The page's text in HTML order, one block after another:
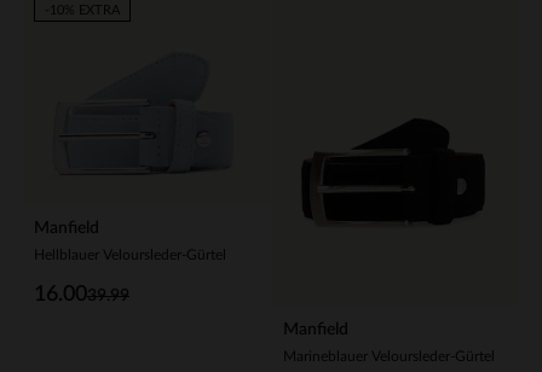
Manfield
Hellblauer Veloursleder-Gürtel
39.99
16.00
-10% EXTRA
Manfield
Marineblauer Veloursleder-Gürtel